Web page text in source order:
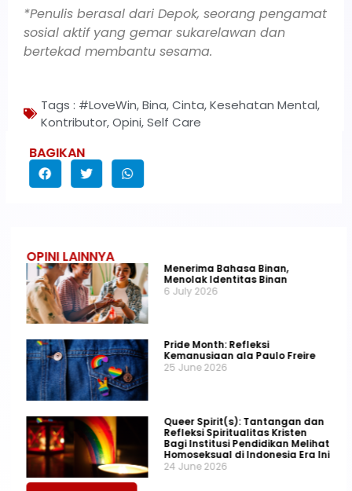
*Penulis berasal dari Depok, seorang pengamat
sosial aktif yang gemar sukarelawan dan
bertekad membantu sesama.
Tags : #LoveWin,Bina,Cinta,Kesehatan Mental,
Kontributor,Opini,Self Care
BAGIKAN
OPINI LAINNYA
Menerima Bahasa Binan,
Menolak Identitas Binan
6 July 2026
Pride Month: Refleksi
Kemanusiaan ala Paulo Freire
25 June 2026
Queer Spirit(s): Tantangan dan
Refleksi Spiritualitas Kristen
Bagi Institusi Pendidikan Melihat
Homoseksual di Indonesia Era Ini
24 June 2026